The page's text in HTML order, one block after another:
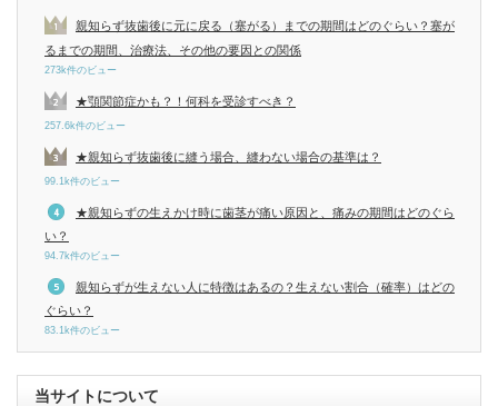
親知らず抜歯後に元に戻る（塞がる）までの期間はどのぐらい？塞が
るまでの期間、治療法、その他の要因との関係
273k件のビュー
★顎関節症かも？！何科を受診すべき？
257.6k件のビュー
★親知らず抜歯後に縫う場合、縫わない場合の基準は？
99.1k件のビュー
★親知らずの生えかけ時に歯茎が痛い原因と、痛みの期間はどのぐら
い？
94.7k件のビュー
親知らずが生えない人に特徴はあるの？生えない割合（確率）はどの
ぐらい？
83.1k件のビュー
当サイトについて